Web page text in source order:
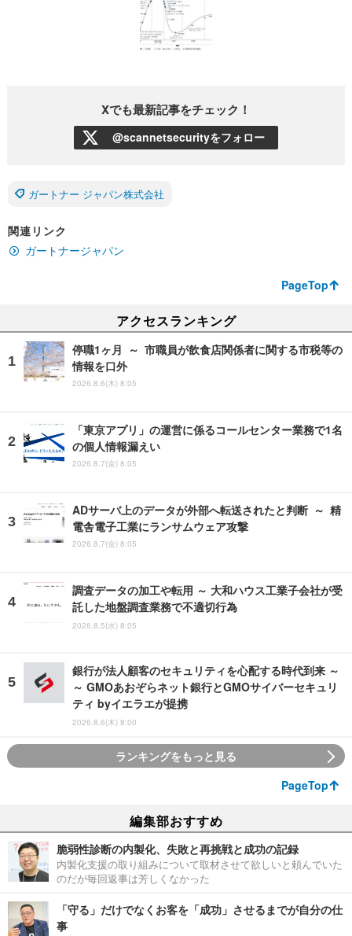
Xでも最新記事をチェック！
@scannetsecurityをフォロー
ガートナー ジャパン株式会社
関連リンク
ガートナージャパン
PageTop
アクセスランキング
停職1ヶ月 ～ 市職員が飲食店関係者に関する市税等の
情報を口外
2026.8.6(木) 8:05
「東京アプリ」の運営に係るコールセンター業務で1名
の個人情報漏えい
2026.8.7(金) 8:05
ADサーバ上のデータが外部へ転送されたと判断 ～ 精
電舎電子工業にランサムウェア攻撃
2026.8.7(金) 8:05
調査データの加工や転用 ～ 大和ハウス工業子会社が受
託した地盤調査業務で不適切行為
2026.8.5(水) 8:05
銀行が法人顧客のセキュリティを心配する時代到来 ～
～ GMOあおぞらネット銀行とGMOサイバーセキュリ
ティ byイエラエが提携
2026.8.6(木) 8:00
ランキングをもっと見る
PageTop
編集部おすすめ
脆弱性診断の内製化、失敗と再挑戦と成功の記録
内製化支援の取り組みについて取材させて欲しいと頼んでいた
のだが毎回返事は芳しくなかった
「守る」だけでなくお客を「成功」させるまでが自分の仕
事